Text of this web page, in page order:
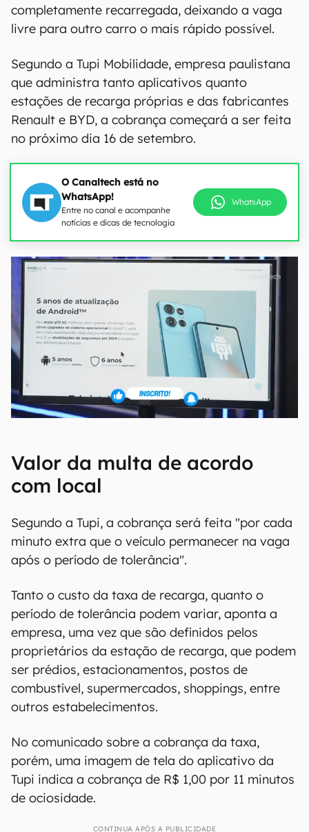
completamente recarregada, deixando a vaga
livre para outro carro o mais rápido possível.
Segundo a Tupi Mobilidade, empresa paulistana
que administra tanto aplicativos quanto
estações de recarga próprias e das fabricantes
Renault e BYD, a cobrança começará a ser feita
no próximo dia 16 de setembro.
O Canaltech está no
WhatsApp!
Entre no canal e acompanhe
notícias e dicas de tecnologia
WhatsApp
Valor da multa de acordo
com local
Segundo a Tupi, a cobrança será feita "por cada
minuto extra que o veículo permanecer na vaga
após o período de tolerância".
Tanto o custo da taxa de recarga, quanto o
período de tolerância podem variar, aponta a
empresa, uma vez que são definidos pelos
proprietários da estação de recarga, que podem
ser prédios, estacionamentos, postos de
combustível, supermercados, shoppings, entre
outros estabelecimentos.
No comunicado sobre a cobrança da taxa,
porém, uma imagem de tela do aplicativo da
Tupi indica a cobrança de R$ 1,00 por 11 minutos
de ociosidade.
CONTINUA APÓS A PUBLICIDADE